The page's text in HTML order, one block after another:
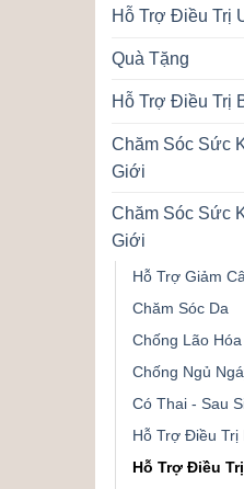
Hỗ Trợ Điều Trị
Quà Tặng
Hỗ Trợ Điều Trị
Chăm Sóc Sức
Giới
Chăm Sóc Sức
Giới
Hỗ Trợ Giảm
Chăm Sóc Da
Chống Lão
Chống Ngủ
Có Thai - Sau
Hỗ Trợ Điều Trị
Hỗ Trợ Điều